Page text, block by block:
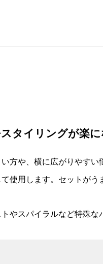
タイリングが楽
方や、横に広がりやす
使用します。セットがう
やスパイラルなど特殊な